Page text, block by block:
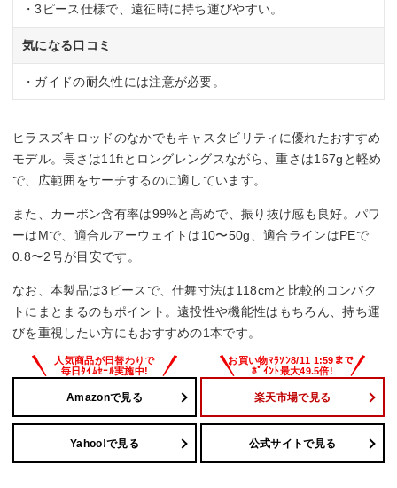
・3ピース仕様で、遠征時に持ち運びやすい。
気になる口コミ
・ガイドの耐久性には注意が必要。
ヒラスズキロッドのなかでもキャスタビリティに優れたおすすめ
モデル。長さは11ftとロングレングスながら、重さは167gと軽め
で、広範囲をサーチするのに適しています。
また、カーボン含有率は99%と高めで、振り抜け感も良好。パワ
ーはMで、適合ルアーウェイトは10〜50g、適合ラインはPEで
0.8〜2号が目安です。
なお、本製品は3ピースで、仕舞寸法は118cmと比較的コンパク
トにまとまるのもポイント。遠投性や機能性はもちろん、持ち運
びを重視したい方にもおすすめの1本です。
Amazonで見る 楽天市場で見る
Yahoo!で見る 公式サイトで見る